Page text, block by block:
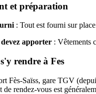
et préparation
: Tout est fourni sur
apporter : Vêtements
rendre à Fes
Fès-Saïss, gare TGV
de rendez-vous est